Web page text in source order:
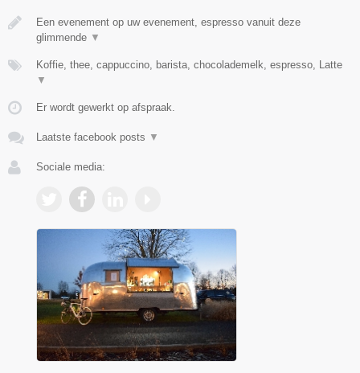
Een evenement op uw evenement, espresso vanuit deze
glimmende ▼
Koffie, thee, cappuccino, barista, chocolademelk, espresso, Latte
▼
Er wordt gewerkt op afspraak.
Laatste facebook posts ▼
Sociale media: